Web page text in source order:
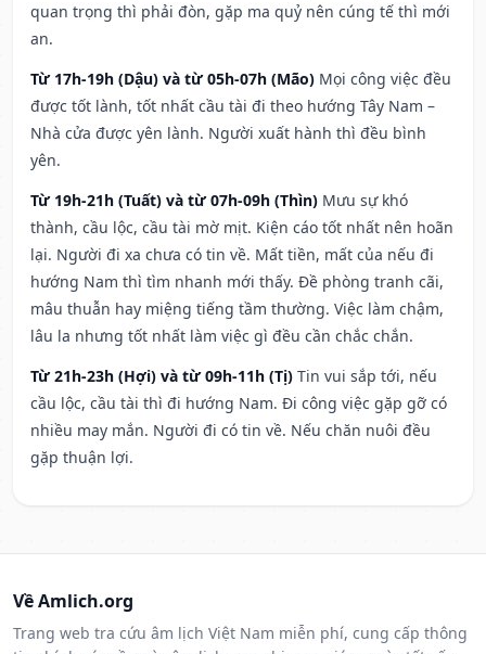
quan trọng thì phải đòn, gặp ma quỷ nên cúng tế thì mới
an.
Từ 17h-19h (Dậu) và từ 05h-07h (Mão) Mọi công việc đều
được tốt lành, tốt nhất cầu tài đi theo hướng Tây Nam –
Nhà cửa được yên lành. Người xuất hành thì đều bình
yên.
Từ 19h-21h (Tuất) và từ 07h-09h (Thìn) Mưu sự khó
thành, cầu lộc, cầu tài mờ mịt. Kiện cáo tốt nhất nên hoãn
lại. Người đi xa chưa có tin về. Mất tiền, mất của nếu đi
hướng Nam thì tìm nhanh mới thấy. Đề phòng tranh cãi,
mâu thuẫn hay miệng tiếng tầm thường. Việc làm chậm,
lâu la nhưng tốt nhất làm việc gì đều cần chắc chắn.
Từ 21h-23h (Hợi) và từ 09h-11h (Tị) Tin vui sắp tới, nếu
cầu lộc, cầu tài thì đi hướng Nam. Đi công việc gặp gỡ có
nhiều may mắn. Người đi có tin về. Nếu chăn nuôi đều
gặp thuận lợi.
Về Amlich.org
Trang web tra cứu âm lịch Việt Nam miễn phí, cung cấp thông